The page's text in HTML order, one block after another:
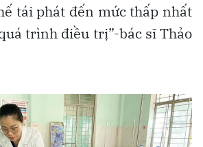
tái phát đến mức thấp nhất
trình điều trị”-bác sĩ Thảo